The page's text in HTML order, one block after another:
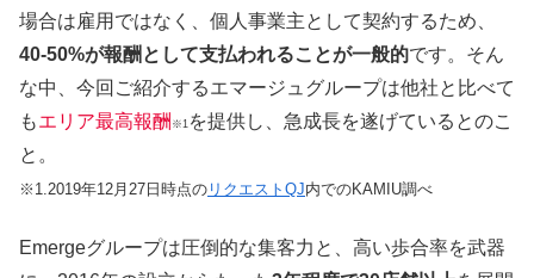
場合は雇用ではなく、個人事業主として契約するため、
40-50%が報酬として支払われることが一般的です。そん
な中、今回ご紹介するエマージュグループは他社と比べて
もエリア最高報酬 ※1 を提供し、急成長を遂げているとのこ
と。
※1.2019年12月27日時点の リクエストQJ内でのKAMIU調べ
Emergeグループは圧倒的な集客力と、高い歩合率を武器